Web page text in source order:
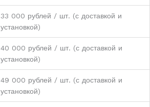
33 000 рублей / шт. (с доставкой и
установкой)
40 000 рублей / шт. (с доставкой и
установкой)
49 000 рублей / шт. (с доставкой и
установкой)